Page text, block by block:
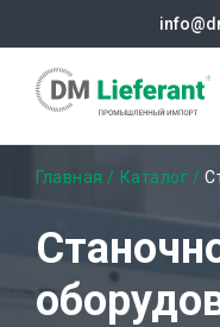
содержанию
Строка
навигации
Главная Каталог